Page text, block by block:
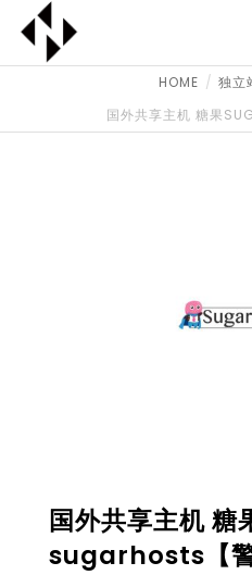
HOME 独立
国外共享主机 糖果
国外共享主机 糖
sugarhosts【警